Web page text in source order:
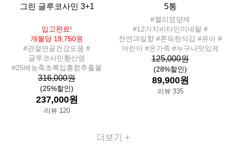
그린 글루코사민 3+1
입고완료!
개월당 19,750원
#관절연골건강도움 #
글루코사민황산염
#25배농축초록입홍합추출물
316,000원
(25%할인)
237,000원
리뷰 120
5통
#젤리영양제
#12가지비타민미네랄 #
천연과일향 #쫀득한식감 #유아 #
어린이 #온가족 #누구나맛있게
125,000원
(28%할인)
89,900원
리뷰 335